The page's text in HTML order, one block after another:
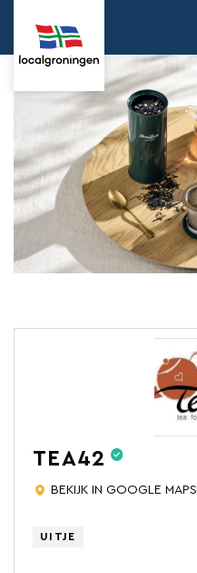
TEA42
BEKIJK IN GOOGLE MAPS
UITJE